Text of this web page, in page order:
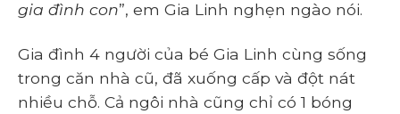
gia đình con”, em Gia Linh nghẹn ngào nói.
Gia đình 4 người của bé Gia Linh cùng sống
trong căn nhà cũ, đã xuống cấp và đột nát
nhiều chỗ. Cả ngôi nhà cũng chỉ có 1 bóng